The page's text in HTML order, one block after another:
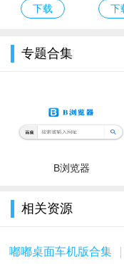
载2026最新版
下载
2026最
下
专题合集
B浏览器
相关资源
嘟嘟桌面车机版合集